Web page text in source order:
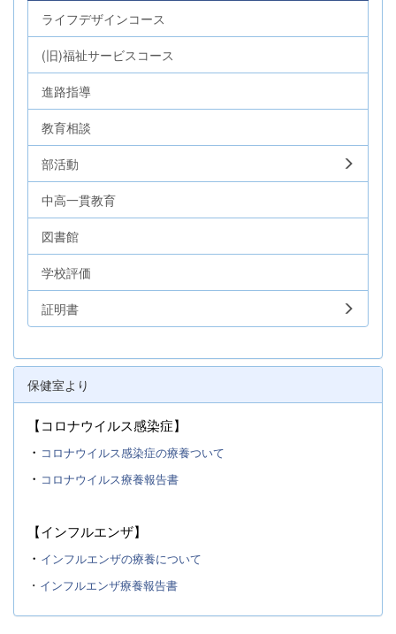
ライフデザインコース
(旧)福祉サービスコース
進路指導
教育相談
部活動
中高一貫教育
図書館
学校評価
証明書
保健室より
【コロナウイルス感染症】
・ コロナウイルス感染症の療養ついて
・ コロナウイルス療養報告書
【インフルエンザ】
・ インフルエンザの療養について
・ インフルエンザ療養報告書